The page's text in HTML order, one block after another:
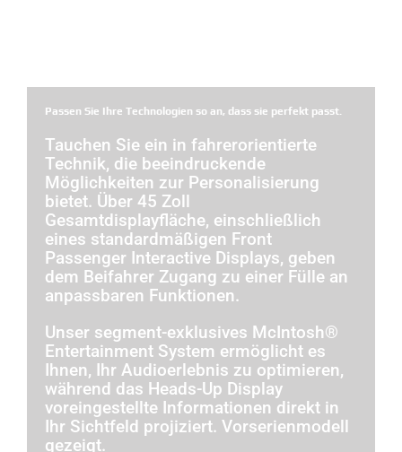
Passen Sie Ihre Technologien so an, dass sie perfekt passt.
Tauchen Sie ein in fahrerorientierte
Technik, die beeindruckende
Möglichkeiten zur Personalisierung
bietet. Über 45 Zoll
Gesamtdisplayfläche, einschließlich
eines standardmäßigen Front
Passenger Interactive Displays, geben
dem Beifahrer Zugang zu einer Fülle an
anpassbaren Funktionen.
Unser segment-exklusives McIntosh®
Entertainment System ermöglicht es
Ihnen, Ihr Audioerlebnis zu optimieren,
während das Heads-Up Display
voreingestellte Informationen direkt in
Ihr Sichtfeld projiziert. Vorserienmodell
gezeigt.